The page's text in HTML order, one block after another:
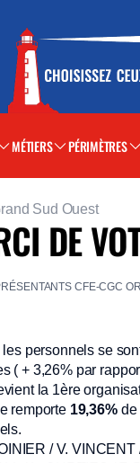
MÉTIERS PÉRIMÈTRES
Sud Ouest
DE
CFE-CGC
fenêtre)
fenêtre)
personnels se
( + 3,26% par
la 1ère
remporte 19,36%de
/ V.